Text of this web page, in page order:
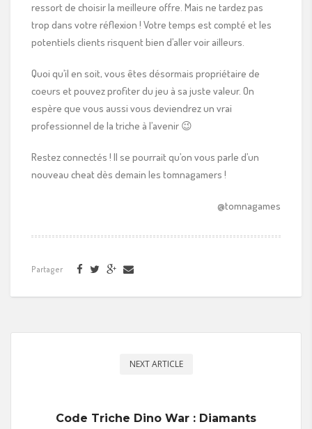
ressort de choisir la meilleure offre. Mais ne tardez pas
trop dans votre réflexion ! Votre temps est compté et les
potentiels clients risquent bien d’aller voir ailleurs.
Quoi qu’il en soit, vous êtes désormais propriétaire de
coeurs et pouvez profiter du jeu à sa juste valeur. On
espère que vous aussi vous deviendrez un vrai
professionnel de la triche à l’avenir 😉
Restez connectés ! Il se pourrait qu’on vous parle d’un
nouveau cheat dès demain les tomnagamers !
@tomnagames
Partager
NEXT ARTICLE
Code Triche Dino War : Diamants